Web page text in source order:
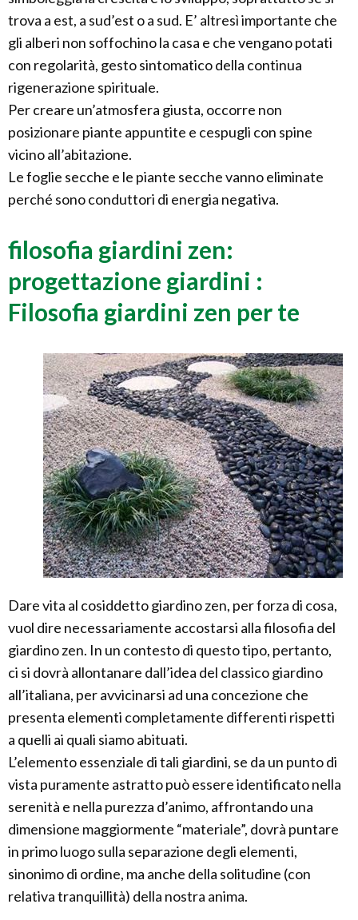
trova a est, a sud’est o a sud. E’ altresì importante che
gli alberi non soffochino la casa e che vengano potati
con regolarità, gesto sintomatico della continua
rigenerazione spirituale.
Per creare un’atmosfera giusta, occorre non
posizionare piante appuntite e cespugli con spine
vicino all’abitazione.
Le foglie secche e le piante secche vanno eliminate
perché sono conduttori di energia negativa.
filosofia giardini zen:
progettazione giardini :
Filosofia giardini zen per te
Dare vita al cosiddetto giardino zen, per forza di cosa,
vuol dire necessariamente accostarsi alla filosofia del
giardino zen. In un contesto di questo tipo, pertanto,
ci si dovrà allontanare dall’idea del classico giardino
all’italiana, per avvicinarsi ad una concezione che
presenta elementi completamente differenti rispetti
a quelli ai quali siamo abituati.
L’elemento essenziale di tali giardini, se da un punto di
vista puramente astratto può essere identificato nella
serenità e nella purezza d’animo, affrontando una
dimensione maggiormente “materiale”, dovrà puntare
in primo luogo sulla separazione degli elementi,
sinonimo di ordine, ma anche della solitudine (con
relativa tranquillità) della nostra anima.